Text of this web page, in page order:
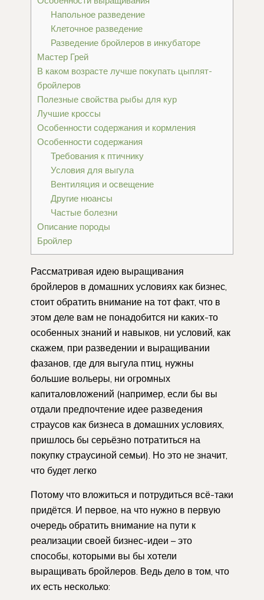
Напольное разведение
Клеточное разведение
Разведение бройлеров в инкубаторе
Мастер Грей
В каком возрасте лучше покупать цыплят-
бройлеров
Полезные свойства рыбы для кур
Лучшие кроссы
Особенности содержания и кормления
Особенности содержания
Требования к птичнику
Условия для выгула
Вентиляция и освещение
Другие нюансы
Частые болезни
Описание породы
Бройлер
Рассматривая идею выращивания
бройлеров в домашних условиях как бизнес,
стоит обратить внимание на тот факт, что в
этом деле вам не понадобится ни каких-то
особенных знаний и навыков, ни условий, как
скажем, при разведении и выращивании
фазанов, где для выгула птиц, нужны
большие вольеры, ни огромных
капиталовложений (например, если бы вы
отдали предпочтение идее разведения
страусов как бизнеса в домашних условиях,
пришлось бы серьёзно потратиться на
покупку страусиной семьи). Но это не значит,
что будет легко
Потому что вложиться и потрудиться всё-таки
придётся. И первое, на что нужно в первую
очередь обратить внимание на пути к
реализации своей бизнес-идеи – это
способы, которыми вы бы хотели
выращивать бройлеров. Ведь дело в том, что
их есть несколько: